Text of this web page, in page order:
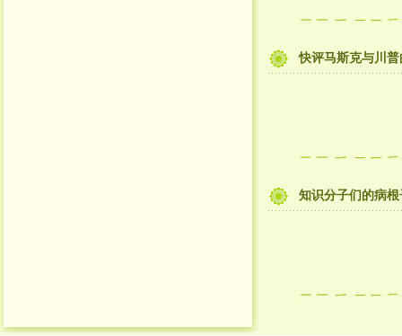
快评马斯克与川
知识分子们的病根